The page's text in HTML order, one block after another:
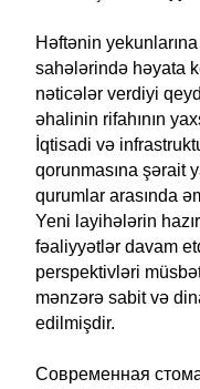
Həftənin
sahələrində həyata
nəticələr verdiyi
əhalinin rifahının
İqtisadi və
qorunmasına şərait
qurumlar arasında
Yeni layihələrin
fəaliyyətlər davam
perspektivləri
mənzərə sabit və
edilmişdir.
Современная